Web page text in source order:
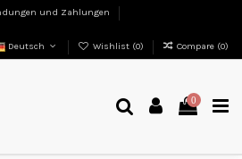
und Zahlungen
Deutsch
Wishlist (0) Compare (0)
0